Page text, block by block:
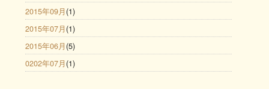
2015年09月 (1)
2015年07月 (1)
2015年06月 (5)
0202年07月 (1)